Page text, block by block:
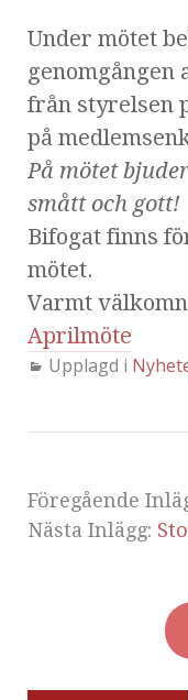
Under mötet
genomgången
från styrelsen
på
På mötet
smått och gott!
Bifogat finns
mötet.
Varmt
Aprilmöte
Upplagd i
Föregående
Nästa Inlägg: